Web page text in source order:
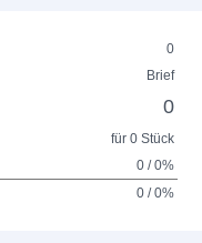
0
Brief
0
für 0 Stück
0 / 0%
0 / 0%